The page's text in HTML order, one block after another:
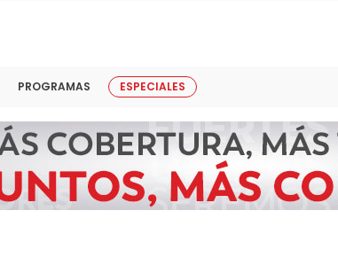
PROGRAMAS ESPECIALES